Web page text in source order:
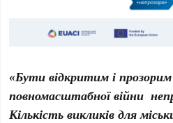
«Бути відкритим і
повномасштабної війни
Кількість викликів для